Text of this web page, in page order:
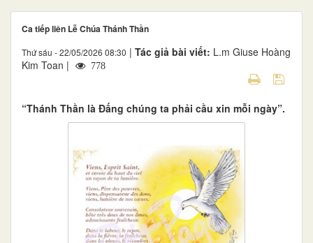
Ca tiếp liên Lễ Chúa Thánh Thần
Thứ sáu - 22/05/2026 08:30 | Tác giả bài viết: L.m Giuse Hoàng
Kim Toan |
778
“Thánh Thần là Đấng chúng ta phải cầu xin mỗi ngày”.